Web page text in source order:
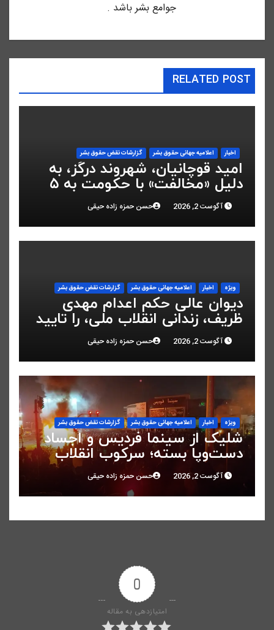
جوامع بشر باشد .
RELATED POST
اخبار اعلاميه جهانی حقوق بشر گزارشات نقض حقوق بشر
امید قوچانیان، شهروند درگز، به
دلیل «مخالفت» با حکومت به ۵
سال زندان محکوم شد
آگوست 2, 2026 حسن حمزه زاده حیقی
ویژه اخبار اعلاميه جهانی حقوق بشر گزارشات نقض حقوق بشر
دیوان عالی حکم اعدام مهدی
ظریف، زندانی انقلاب ملی، را تایید
کردآگوست 2, 2026 حسن حمزه زاده حیقی
ویژه اخبار اعلاميه جهانی حقوق بشر گزارشات نقض حقوق بشر
شلیک از سینما فردیس و اجساد
دست‌وپا بسته؛ سرکوب انقلاب
ملی در البرز
آگوست 2, 2026 حسن حمزه زاده حیقی
0
امتیازدهی به مقاله